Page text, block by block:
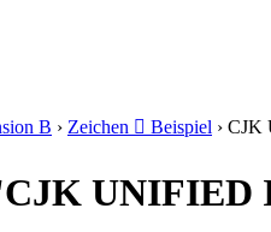
B › Zeichen 𩮱 Beispiel › CJK